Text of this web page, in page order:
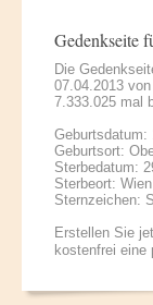
Gedenkseite
Die
07.04.2013 von
7.333.025 mal
Geburtsdatum:
Geburtsort:
Sterbedatum:
Sterbeort:
Sternzeichen:
Erstellen Sie
kostenfrei eine